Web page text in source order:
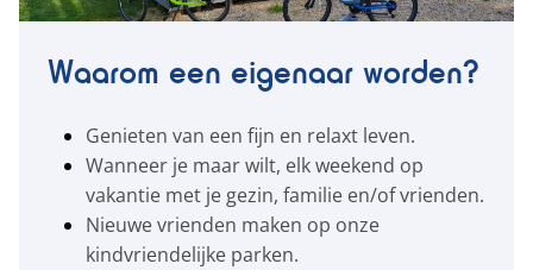
Waarom een eigenaar worden?
Genieten van een fijn en relaxt leven.
Wanneer je maar wilt, elk weekend op
vakantie met je gezin, familie en/of vrienden.
Nieuwe vrienden maken op onze
kindvriendelijke parken.